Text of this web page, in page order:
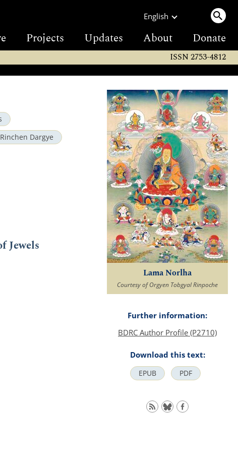
English
Projects Updates About Donate
ISSN 2753-4812
Dargye
Jewels
Lama Norlha
Courtesy of Orgyen Tobgyal Rinpoche
Further information:
BDRC Author Profile (P2710)
Download this text:
EPUB PDF